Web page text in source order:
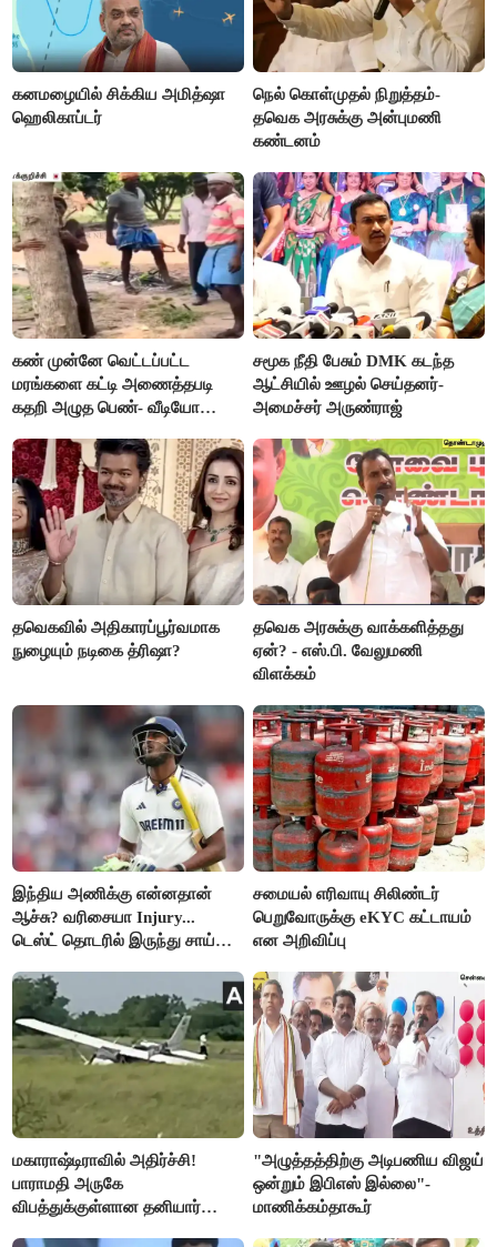
கனமழையில் சிக்கிய அமித்ஷா
ஹெலிகாப்டர்
நெல் கொள்முதல் நிறுத்தம்-
தவெக அரசுக்கு அன்புமணி
கண்டனம்
கண் முன்னே வெட்டப்பட்ட
மரங்களை கட்டி அணைத்தபடி
கதறி அழுத பெண்- வீடியோ
சமூக நீதி பேசும் DMK கடந்த
ஆட்சியில் ஊழல் செய்தனர்-
அமைச்சர் அருண்ராஜ்
தவெகவில் அதிகாரப்பூர்வமாக
நுழையும் நடிகை த்ரிஷா?
தவெக அரசுக்கு வாக்களித்தது
ஏன்? - எஸ்.பி. வேலுமணி
விளக்கம்
இந்திய அணிக்கு என்னதான்
ஆச்சு? வரிசையா Injury...
டெஸ்ட் தொடரில் இருந்து சாய்
சமையல் எரிவாயு சிலிண்டர்
பெறுவோருக்கு eKYC கட்டாயம்
என அறிவிப்பு
மகாராஷ்டிராவில் அதிர்ச்சி!
பாராமதி அருகே
விபத்துக்குள்ளான தனியார்
"அழுத்தத்திற்கு அடிபணிய விஜய்
ஒன்றும் இபிஎஸ் இல்லை"-
மாணிக்கம்தாகூர்